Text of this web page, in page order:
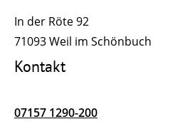
In der Röte 92
71093Weil im Schönbuch
Kontakt
07157 1290-200